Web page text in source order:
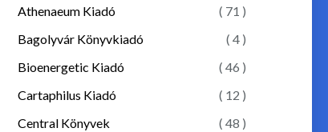
Athenaeum Kiadó
( 71 )
Bagolyvár Könyvkiadó
( 4 )
Bioenergetic Kiadó
( 46 )
Cartaphilus Kiadó
( 12 )
Central Könyvek
( 48 )